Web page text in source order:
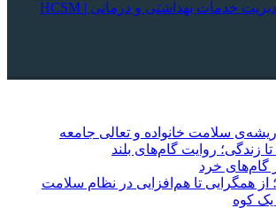
سلامت خانواده و تعالی جامعه
زندگی؛ روایت گام‌های بلند
گام‌های خرد
همگرایی تا هم‌افزایی در نظام سلامت
کوه